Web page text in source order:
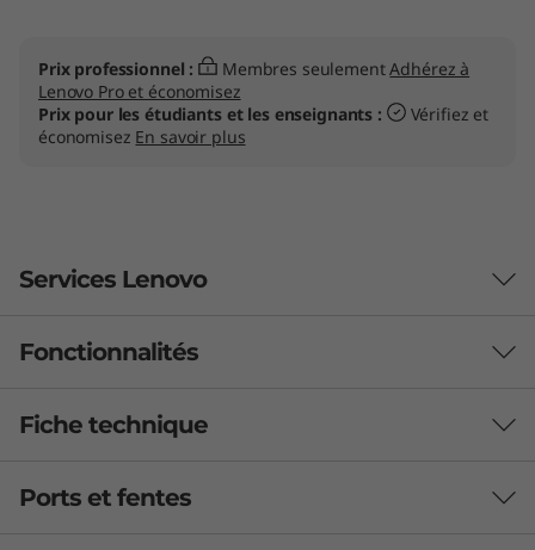
Prix professionnel : Membres seulementAdhérez à
Lenovo Pro et économisez
Prix pour les étudiants et les enseignants :
Vérifiez et
économisez En savoir plus
Services Lenovo
Profitez du support VIP
Lenovo Premier Support Plus
résolvant vos problèmes informatiques mieux et plus
techniciens expérimentés qui offrent des solutions
Fonctionnalités
Fiche technique
Ports et fentes